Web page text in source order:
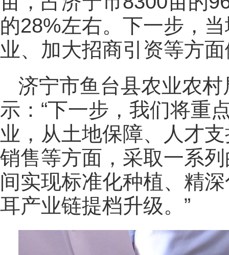
的28%左右。下一步，
业、加大招商引资等方
济宁市鱼台县农业农
示：“下一步，我们将重
业，从土地保障、人才
销售等方面，采取一系
间实现标准化种植、精
耳产业链提档升级。”